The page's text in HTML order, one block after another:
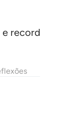
recorda-te